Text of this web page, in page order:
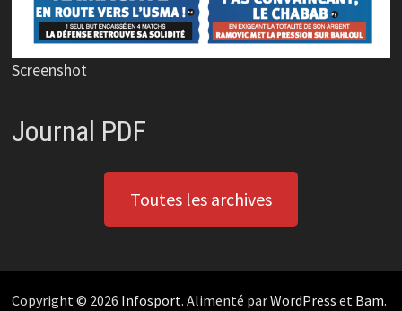
Screenshot
Journal PDF
Toutes les archives
Copyright © 2026 Infosport. Alimenté parWordPress et Bam.